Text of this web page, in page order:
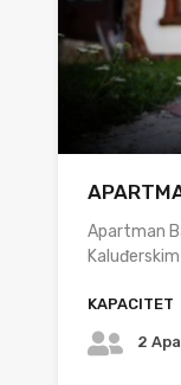
Apartman
KAPACITET
2